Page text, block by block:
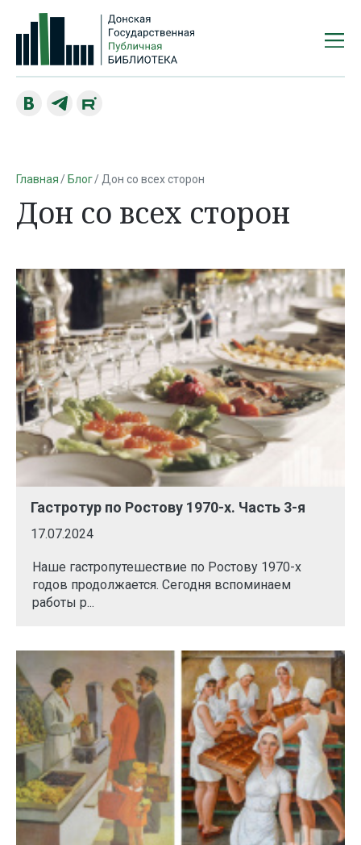
Главная Блог Дон со всех сторон
Дон со всех сторон
Гастротур по Ростову 1970-х. Часть 3-я
17.07.2024
Наше гастропутешествие по Ростову 1970-х
годов продолжается. Сегодня вспоминаем
работы р...